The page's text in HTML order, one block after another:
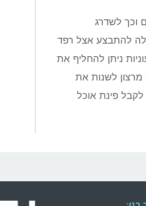
וכך לשדרג
להתבצע אצל רפד
ניתן להחליף את
מרצון לשנות את
פינת אוכל